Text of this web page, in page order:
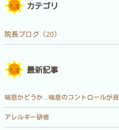
カテゴリ
院長ブログ（20）
最新記事
喘息かどうか…喘息のコントロールが
アレルギー研修